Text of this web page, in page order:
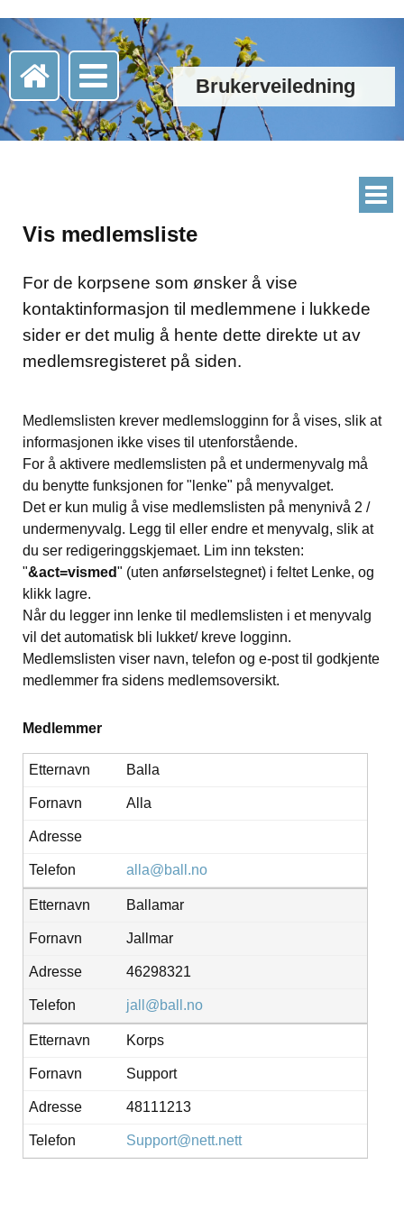
Brukerveiledning
Vis medlemsliste
For de korpsene som ønsker å vise
kontaktinformasjon til medlemmene i lukkede
sider er det mulig å hente dette direkte ut av
medlemsregisteret på siden.
Medlemslisten krever medlemslogginn for å vises, slik at
informasjonen ikke vises til utenforstående.
For å aktivere medlemslisten på et undermenyvalg må
du benytte funksjonen for "lenke" på menyvalget.
Det er kun mulig å vise medlemslisten på menynivå 2 /
undermenyvalg. Legg til eller endre et menyvalg, slik at
du ser redigeringgskjemaet. Lim inn teksten:
"&act=vismed" (uten anførselstegnet) i feltet Lenke, og
klikk lagre.
Når du legger inn lenke til medlemslisten i et menyvalg
vil det automatisk bli lukket/ kreve logginn.
Medlemslisten viser navn, telefon og e-post til godkjente
medlemmer fra sidens medlemsoversikt.
Medlemmer
Balla
Alla
alla@ball.no
Ballamar
Jallmar
46298321
jall@ball.no
Korps
Support
48111213
Support@nett.nett